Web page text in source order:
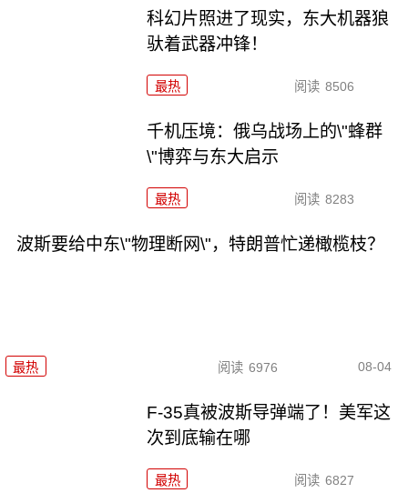
科幻片照进了现实，东大机器狼
驮着武器冲锋！
最热 阅读 8506
千机压境：俄乌战场上的\"蜂群
\"博弈与东大启示
最热 阅读 8283
波斯要给中东\"物理断网\"，特朗普忙递橄榄枝？
最热 阅读 6976 08-04
F-35真被波斯导弹端了！美军这
次到底输在哪
最热 阅读 6827